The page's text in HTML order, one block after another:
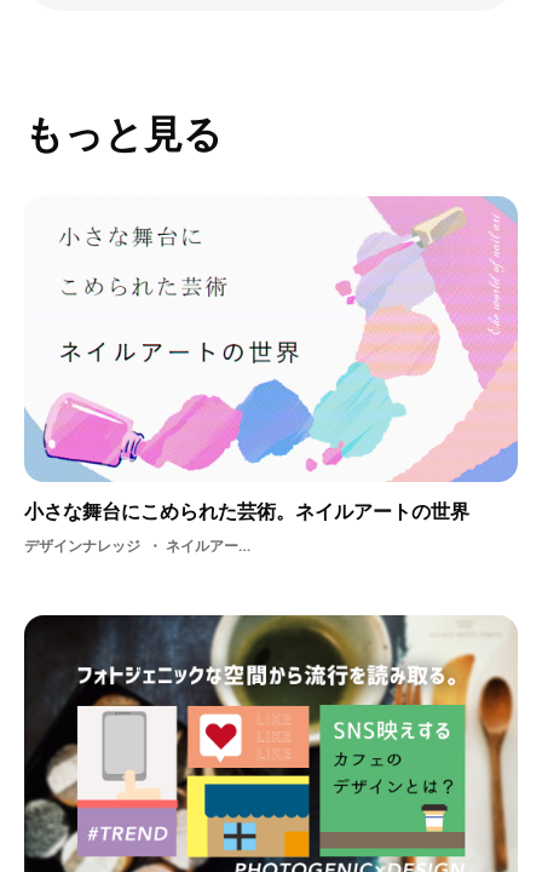
もっと見る
小さな舞台にこめられた芸術。ネイルアートの世界
デザインナレッジ ネイルアーティスト・ アート・ ネイルアート・ 3D・ art・ アーティスト・ アイデア・ ネイリスト